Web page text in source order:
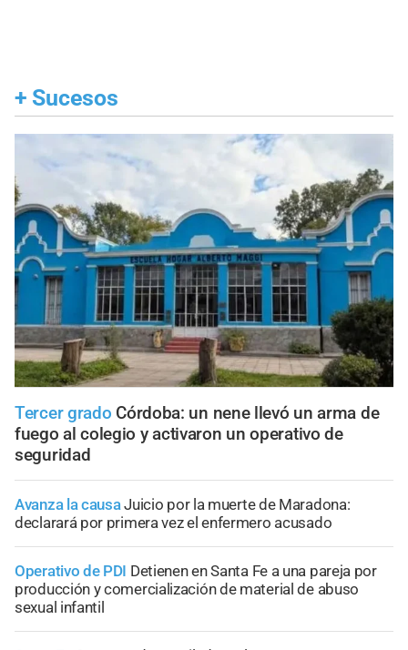
+ Sucesos
Tercer grado Córdoba: un nene llevó un arma de
fuego al colegio y activaron un operativo de
seguridad
Avanza la causaJuicio por la muerte de Maradona:
declarará por primera vez el enfermero acusado
Operativo de PDI Detienen en Santa Fe a una pareja por
producción y comercialización de material de abuso
sexual infantil